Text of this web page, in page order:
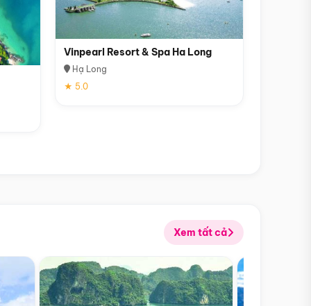
Vinpearl Resort & Spa Ha Long
Hạ Long
★ 5.0
Xem tất cả